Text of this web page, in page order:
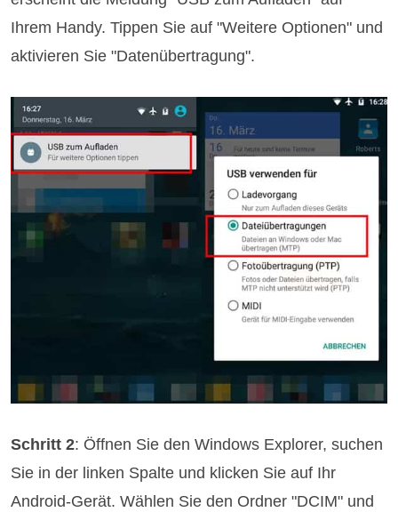
Ihrem Handy. Tippen Sie auf "Weitere Optionen" und
aktivieren Sie "Datenübertragung".
Schritt 2: Öffnen Sie den Windows Explorer, suchen
Sie in der linken Spalte und klicken Sie auf Ihr
Android-Gerät. Wählen Sie den Ordner "DCIM" und